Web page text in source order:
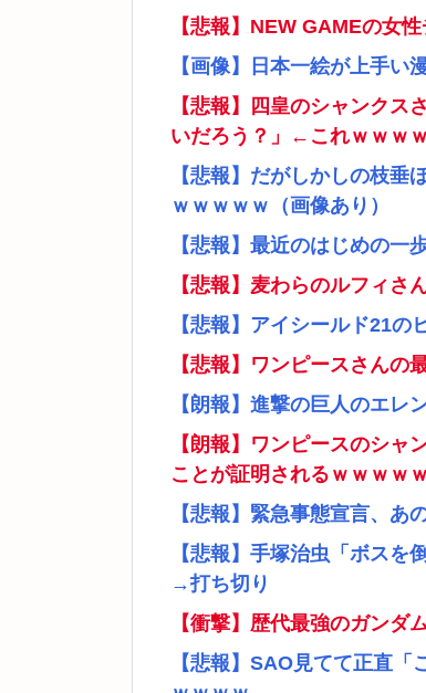
【悲報】NEW GAMEの女
【画像】日本一絵が上手い
【悲報】四皇のシャンク
いだろう？」←これｗｗｗｗ
【悲報】だがしかしの枝垂
ｗｗｗｗｗ（画像あり）
【悲報】最近のはじめの一
【悲報】麦わらのルフィさ
【悲報】アイシールド21
【悲報】ワンピースさんの
【朗報】進撃の巨人のエレ
【朗報】ワンピースのシャ
ことが証明されるｗｗｗｗ
【悲報】緊急事態宣言、あ
【悲報】手塚治虫「ボスを
→打ち切り
【衝撃】歴代最強のガンダ
【悲報】SAO見てて正直